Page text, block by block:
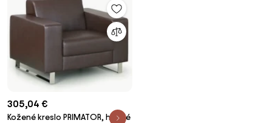
305,04 €
Kožené kreslo PRIMATOR, hnedé